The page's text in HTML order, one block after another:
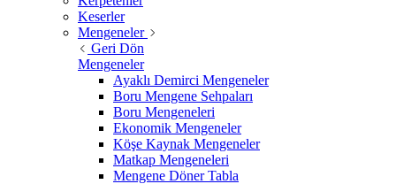
Keserler
Mengeneler
Geri Dön
Mengeneler
Ayaklı Demirci Mengeneler
Boru Mengene Sehpaları
Boru Mengeneleri
Ekonomik Mengeneler
Köşe Kaynak Mengeneler
Matkap Mengeneleri
Mengene Döner Tabla